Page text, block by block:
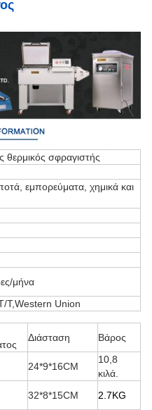
θερμικός σφραγιστής
εμπορεύματα, χημικά και
μήνα
T,Western Union
Διάσταση Βάρος
24*9*16CM
10,8
κιλά.
32*8*15CM 2.7KG